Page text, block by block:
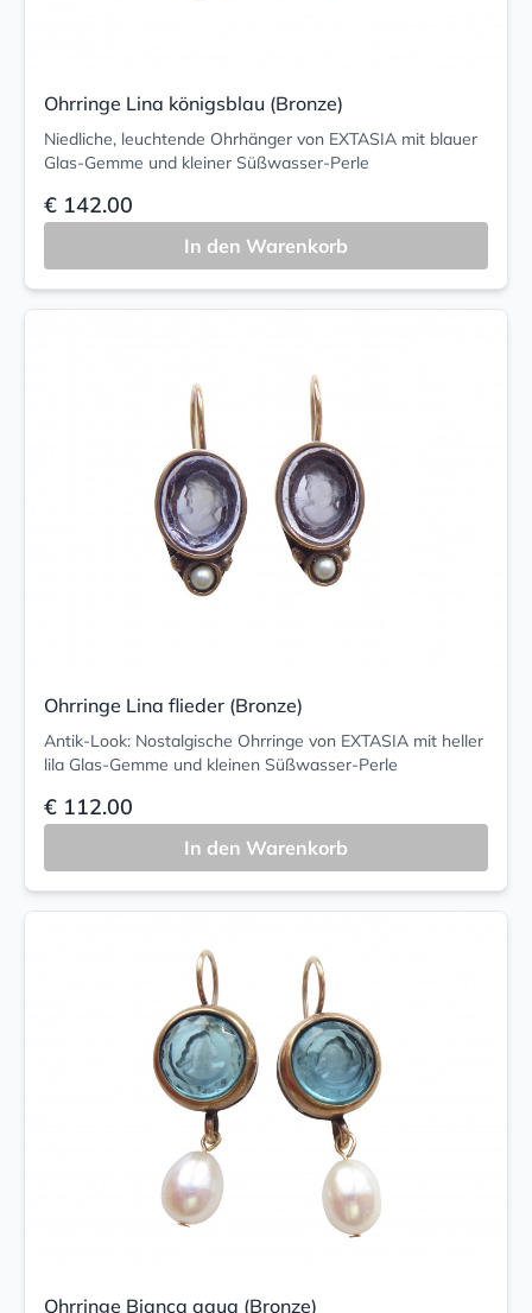
Ohrringe Lina königsblau (Bronze)
Niedliche, leuchtende Ohrhänger von EXTASIA mit blauer
Glas-Gemme und kleiner Süßwasser-Perle
€ 142.00
In den Warenkorb
Ohrringe Lina flieder (Bronze)
Antik-Look: Nostalgische Ohrringe von EXTASIA mit heller
lila Glas-Gemme und kleinen Süßwasser-Perle
€ 112.00
In den Warenkorb
Ohrringe Bianca aqua (Bronze)